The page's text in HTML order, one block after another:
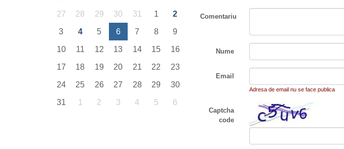
27 28 29 30 31 1 2
3 4 5 6 7 8 9
10 11 12 13 14 15 16
17 18 19 20 21 22 23
24 25 26 27 28 29 30
31 1 2 3 4 5 6
Comentariu
Nume
Email
Adresa de email nu se face publica
Captcha
code